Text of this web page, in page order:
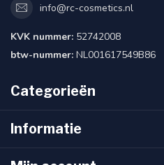
info@rc-cosmetics.nl
KVK nummer: 52742008
btw-nummer: NL001617549B86
Categorieën
Informatie